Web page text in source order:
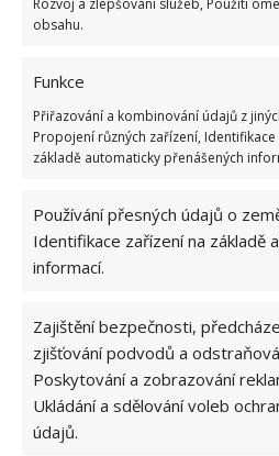
obsahu.
Funkce
Přiřazování a kombinování údajů z
Propojení různých zařízení, Identifikace
základě automaticky přenášených
Používání přesných údajů o
Identifikace zařízení na základě
informací.
Zajištění bezpečnosti,
zjišťování podvodů a
Poskytování a zobrazování
Ukládání a sdělování voleb
údajů.
KOUPELNA